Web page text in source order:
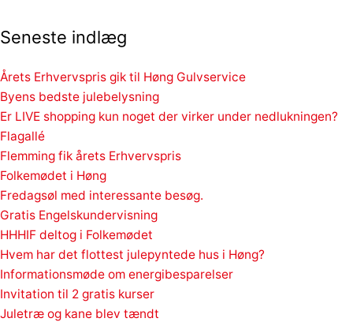
Seneste indlæg
Årets Erhvervspris gik til Høng Gulvservice
Byens bedste julebelysning
Er LIVE shopping kun noget der virker under nedlukningen?
Flagallé
Flemming fik årets Erhvervspris
Folkemødet i Høng
Fredagsøl med interessante besøg.
Gratis Engelskundervisning
HHHIF deltog i Folkemødet
Hvem har det flottest julepyntede hus i Høng?
Informationsmøde om energibesparelser
Invitation til 2 gratis kurser
Juletræ og kane blev tændt